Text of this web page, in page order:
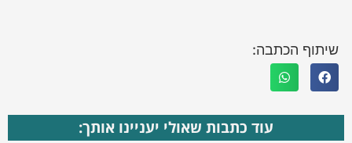
שיתוף הכתבה:
עוד כתבות שאולי יעניינו אותך: